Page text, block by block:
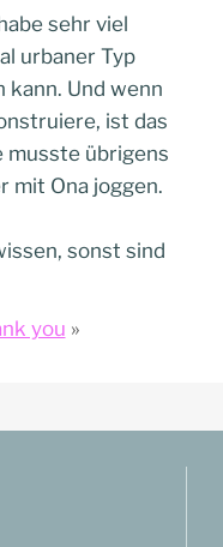
sehr viel
urbaner Typ
kann. Und wenn
ist das
musste übrigens
mit Ona joggen.
sonst sind
you